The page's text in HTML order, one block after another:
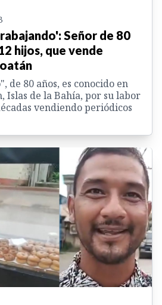
Señor de 80
hijos, que vende
de 80 años, es conocido en
Islas de la Bahía, por su labor
vendiendo periódicos